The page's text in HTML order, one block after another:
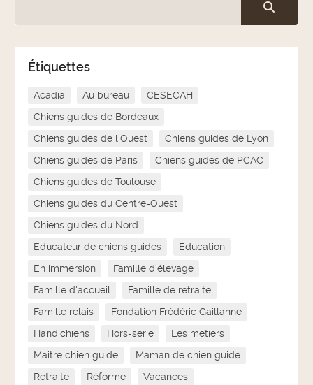
Étiquettes
Acadia Au bureau
CESECAH
Chiens guides de Bordeaux
Chiens guides de l'Ouest
Chiens guides de Lyon
Chiens guides de Paris
Chiens guides de PCAC
Chiens guides de Toulouse
Chiens guides du Centre-Ouest
Chiens guides du Nord
Educateur de chiens guides
Education
En immersion
Famille d'élevage
Famille d'accueil
Famille de retraite
Famille relais
Fondation Frédéric Gaillanne
Handichiens
Hors-série
Les métiers
Maitre chien guide
Maman de chien guide
Retraite
Réforme Vacances